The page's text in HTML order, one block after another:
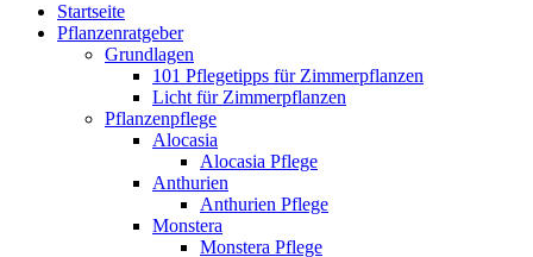
Startseite
Pflanzenratgeber
Grundlagen
101 Pflegetipps für Zimmerpflanzen
Licht für Zimmerpflanzen
Pflanzenpflege
Alocasia
Alocasia Pflege
Anthurien
Anthurien Pflege
Monstera
Monstera Pflege